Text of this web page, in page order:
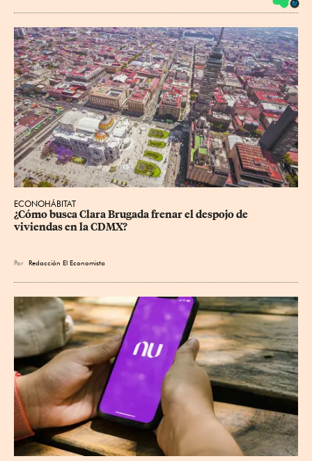
ECONOHÁBITAT
¿Cómo busca Clara Brugada frenar el despojo de
viviendas en la CDMX?
Por Redacción El Economista